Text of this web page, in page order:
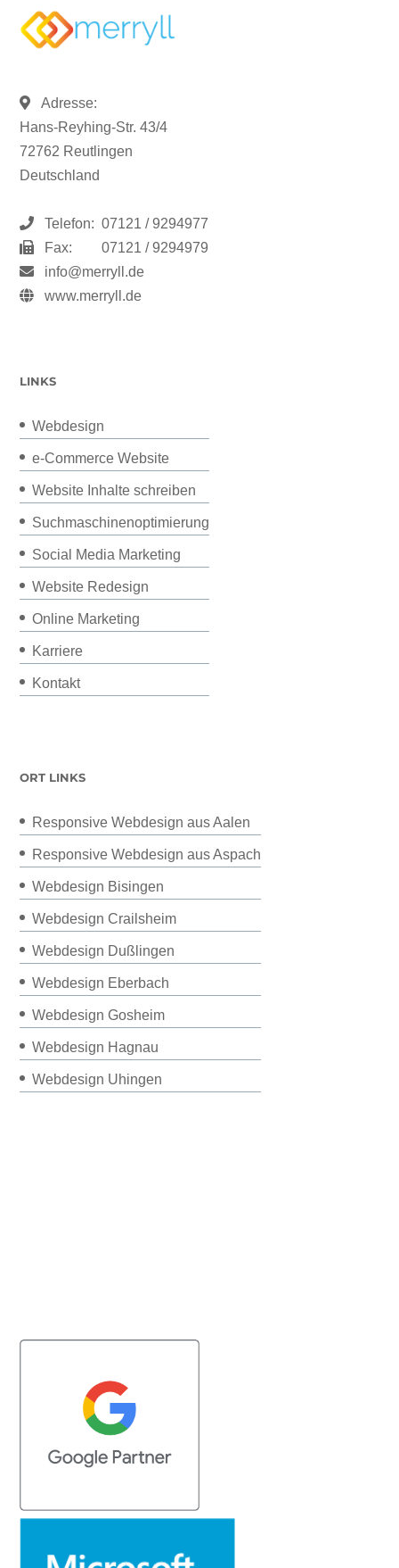
Adresse:
Hans-Reyhing-Str. 43/4
72762 Reutlingen
Deutschland
Telefon: 07121 / 9294977
Fax:
07121 / 9294979
info@merryll.de
www.merryll.de
LINKS
Webdesign
e-Commerce Website
Website Inhalte schreiben
Suchmaschinenoptimierung
Social Media Marketing
Website Redesign
Online Marketing
Karriere
Kontakt
ORT LINKS
Responsive Webdesign aus Aalen
Responsive Webdesign aus Aspach
Webdesign Bisingen
Webdesign Crailsheim
Webdesign Dußlingen
Webdesign Eberbach
Webdesign Gosheim
Webdesign Hagnau
Webdesign Uhingen